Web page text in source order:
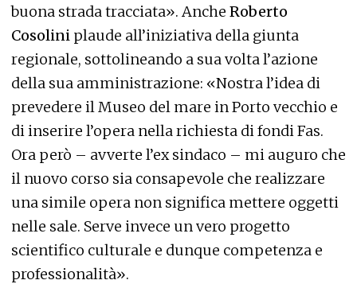
buona strada tracciata». Anche Roberto
Cosolini plaude all’iniziativa della giunta
regionale, sottolineando a sua volta l’azione
della sua amministrazione: «Nostra l’idea di
prevedere il Museo del mare in Porto vecchio e
di inserire l’opera nella richiesta di fondi Fas.
Ora però – avverte l’ex sindaco – mi auguro che
il nuovo corso sia consapevole che realizzare
una simile opera non significa mettere oggetti
nelle sale. Serve invece un vero progetto
scientifico culturale e dunque competenza e
professionalità».